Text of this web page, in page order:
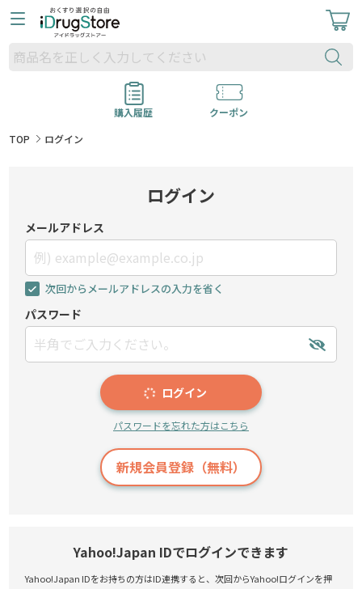
購入履歴
クーポン
TOP
ログイン
ログイン
メールアドレス
次回からメールアドレスの入力を省く
パスワード
ログイン
パスワードを忘れた方はこちら
新規会員登録（無料）
Yahoo!Japan IDでログインできます
Yahoo!Japan IDをお持ちの方はID連携すると、次回からYahoo!ログインを押